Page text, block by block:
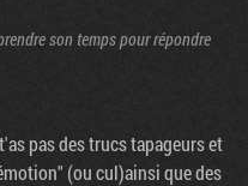
son temps pour répondre
pas des trucs tapageurs et
(ou cul)ainsi que des